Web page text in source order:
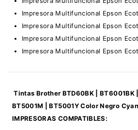
Impresora Multifuncional Epson
Impresora Multifuncional Epson
Impresora Multifuncional Epson
Impresora Multifuncional Epson
Tintas Brother BTD60BK | BT6001BK
BT5001M | BT5001Y Color Negro
IMPRESORAS COMPATIBLES: